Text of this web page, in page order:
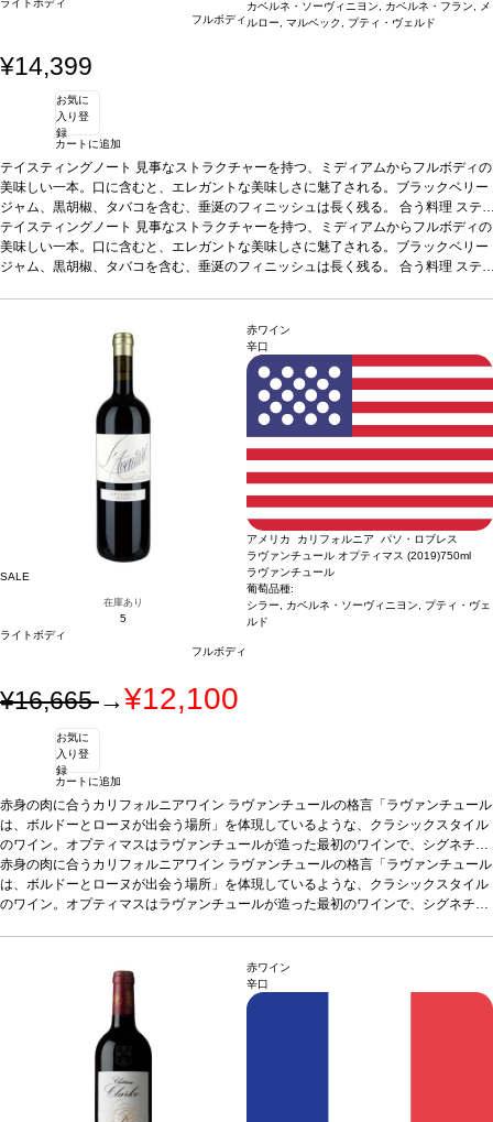
ライトボディ
フルボディ
カベルネ・ソーヴィニヨン, カベルネ・フラン, メ
ルロー, マルベック, プティ・ヴェルド
¥14,399
お気に
入り登
録
カートに追加
テイスティングノート 見事なストラクチャーを持つ、ミディアムからフルボディの
美味しい一本。口に含むと、エレガントな美味しさに魅了される。ブラックベリー
ジャム、黒胡椒、タバコを含む、垂涎のフィニッシュは長く残る。 合う料理 ステ
ーキやポーク、アヒル、ロースト野菜など、さまざまな料理と好相性。葡萄品種
カベルネ・ソーヴィニヨン 82％、カベルネ・フラン 7％、メルロー 7％、マルベッ
ク 2％、プティ・ヴェルド 2％サスティナブル認証ナパ・グリーン・ワイナリー、
テイスティングノート 見事なストラクチャーを持つ、ミディアムからフルボディの
美味しい一本。口に含むと、エレガントな美味しさに魅了される。ブラックベリー
ジャム、黒胡椒、タバコを含む、垂涎のフィニッシュは長く残る。 合う料理 ステ
サスティナブル認証
ナパ・グリーンランド、フィッシュ・フレンドリー・ファーミング
ジが在庫切れの場合、在庫があり価格が同様の場合は自動的に次のヴィンテージに
変更されます、ご了承ください。
SALE
在庫あり
5
ライトボディ
フルボディ
赤ワイン
辛口
アメリカ カリフォルニア パソ・ロブレス
ラヴァンチュール オプティマス (2019)750ml
ラヴァンチュール
葡萄品種:
シラー, カベルネ・ソーヴィニヨン, プティ・ヴェ
ルド
¥16,665→¥12,100
お気に
入り登
録
カートに追加
赤身の肉に合うカリフォルニアワイン ラヴァンチュールの格言「ラヴァンチュール
は、ボルドーとローヌが出会う場所」を体現しているような、クラシックスタイル
のワイン。オプティマスはラヴァンチュールが造った最初のワインで、シグネチャ
ーブレンドとして知られている。若いうちから飲めて、価格も手ごろ。ラヴァンチ
ュールワインのラインアップへの、完璧な導入となるワインです。テイスティング
ノート「素晴らしく芳醇で、熟したチェリーやベリーが広がり、花と柑橘類を伴
来栄えのラヴァンチュールだと思う。すぐに飲んでも愉しめ、また2−3年のセラー
熟成もおすすめ」by ジェームス・サックリング
ソーヴィニヨン 31%、プティ・ヴェルド 12% ※ラヴァンチュールの畑で栽培した
赤身の肉に合うカリフォルニアワイン ラヴァンチュールの格言「ラヴァンチュール
は、ボルドーとローヌが出会う場所」を体現しているような、クラシックスタイル
のワイン。オプティマスはラヴァンチュールが造った最初のワインで、シグネチャ
「素晴らしく芳醇で、熟したチェリーやベリーが広がり、花と柑橘類を伴
う。ミディアムからフルボディの味わいが口中を心地良く満たし、洗練したタンニ
ンに柔らかい余韻のフィニッシュへと導かれる。最もバランスの取れた、見事な出
来栄えのラヴァンチュールだと思う。すぐに飲んでも愉しめ、また2−3年のセラー
熟成もおすすめ」by ジェームス・サックリング
ソーヴィニヨン 31%、プティ・ヴェルド 12% ※ラヴァンチュールの畑で栽培した
赤ワイン
辛口